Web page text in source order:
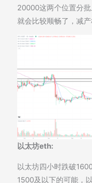
20000这两个位置分
就会比较顺畅了，减产
以太坊eth:
以太坊四小时跌破
1500及以下的可能，